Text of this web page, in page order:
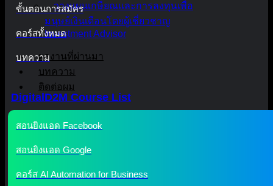
วางแผนเกษียณและการลงทุนเพื่อ
มนุษย์เงินเดือนโดยผู้เชี่ยวชาญ
Investment Advisor
ผลงานที่ผ่านมา
บทความ
ติดต่อผม
ขั้นตอนการสมัคร
คอร์สทั้งหมด
บทความ
DigitalD2M Course List
สอนยิงแอด Facebook
สอนยิงแอด Google
คอร์ส AI Automation for Business